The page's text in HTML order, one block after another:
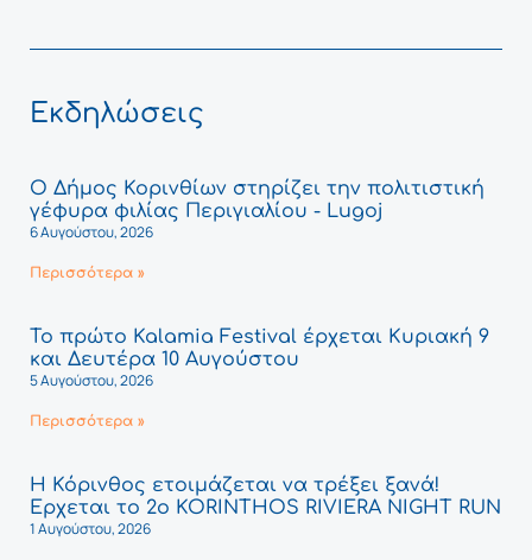
Εκδηλώσεις
Ο Δήμος Κορινθίων στηρίζει την πολιτιστική
γέφυρα φιλίας Περιγιαλίου - Lugoj
6 Αυγούστου, 2026
Περισσότερα »
Το πρώτο Kalamia Festival έρχεται Κυριακή 9
και Δευτέρα 10 Αυγούστου
5 Αυγούστου, 2026
Περισσότερα »
Η Κόρινθος ετοιμάζεται να τρέξει ξανά!
Έρχεται το 2ο KORINTHOS RIVIERA NIGHT RUN
1 Αυγούστου, 2026